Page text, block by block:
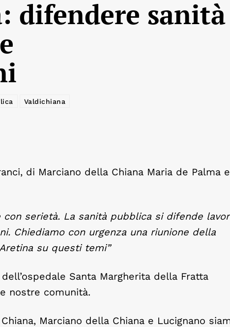
difendere sanità
Valdichiana
di Marciano della Chiana Maria de Palma e
serietà. La sanità pubblica si difende
Chiediamo con urgenza una riunione della
su questi temi”
Santa Margherita della Fratta
nostre comunità.
Marciano della Chiana e Lucignano